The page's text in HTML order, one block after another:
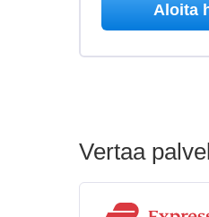
Aloita
Vertaa